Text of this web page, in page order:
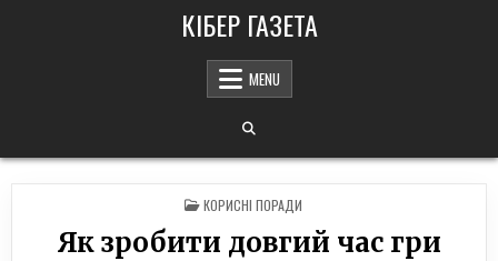
КІБЕР ГАЗЕТА
MENU
POSTED
IN
КОРИСНІ ПОРАДИ
Як зробити довгий час гри